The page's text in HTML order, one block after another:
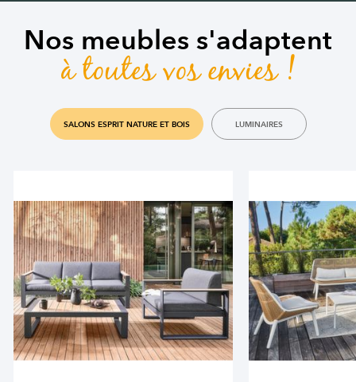
Nos meubles s'adaptent
à toutes vos envies !
SALONS ESPRIT NATURE ET BOIS LUMINAIRES